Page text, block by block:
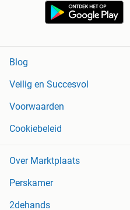
Blog
Veilig en Succesvol
Voorwaarden
Cookiebeleid
Over Marktplaats
Perskamer
2dehands